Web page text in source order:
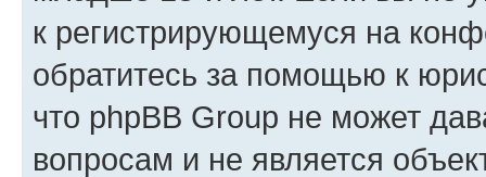
к регистрирующемуся на
обратитесь за помощью к
что phpBB Group не может
вопросам и не является